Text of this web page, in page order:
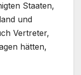
Staaten,
und
Vertreter,
hätten,